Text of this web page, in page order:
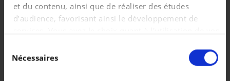
et du contenu, ainsi que de réaliser des études
d’audience, favorisant ainsi le développement de
services. Vous avez le choix quant à l'utilisation de vos
retirer votre consentement à tout moment en
consultant la Déclaration relative aux cookies ou en
duNécessaires